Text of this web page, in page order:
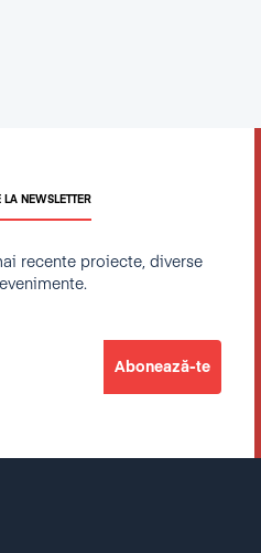
NEWSLETTER
recente proiecte, diverse